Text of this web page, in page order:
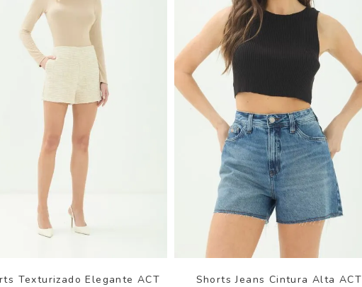
Texturizado Elegante ACT
Shorts Jeans Cintura Alta ACT